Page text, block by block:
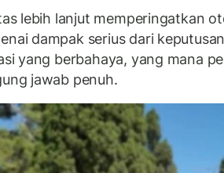
lebih lanjut memperingatkan
dampak serius dari
yang berbahaya, yang mana
jawab penuh.